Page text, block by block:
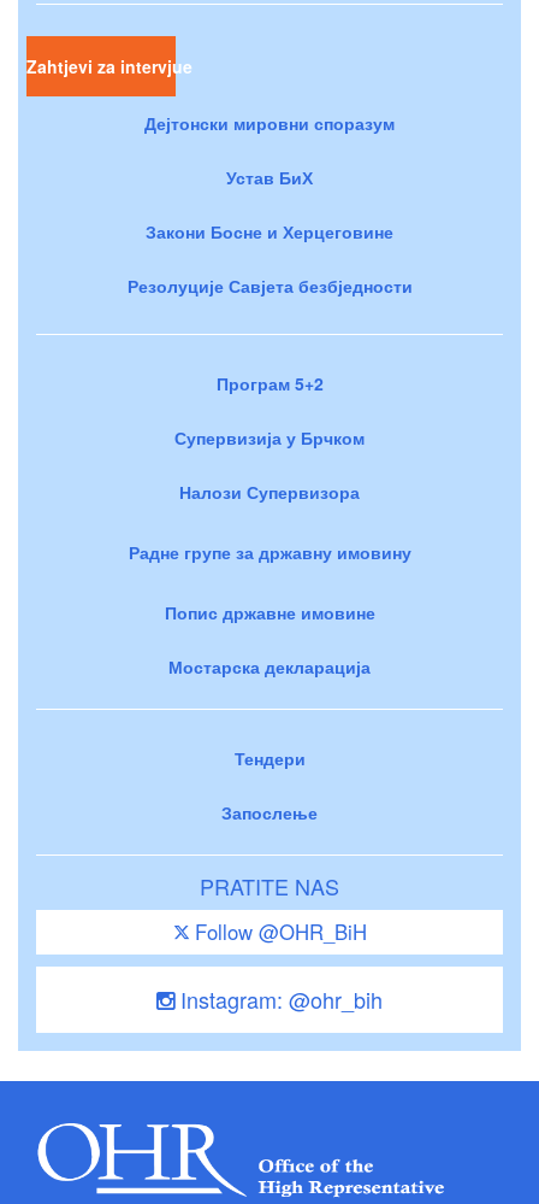
Zahtjevi za intervjue
Дејтонски мировни споразум
Устав БиХ
Закони Босне и Херцеговине
Резолуције Савјета безбједности
Програм 5+2
Супервизија у Брчком
Налози Супервизора
Радне групе за државну имовину
Попис државне имовине
Мостарска декларација
Тендери
Запослење
PRATITE NAS
Follow @OHR_BiH
Instagram: @ohr_bih